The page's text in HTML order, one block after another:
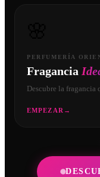
PERFUMERÍA
Fragancia
Descubre la
EMPEZAR →